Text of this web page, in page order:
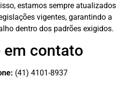
estamos sempre atualizados
vigentes, garantindo a
dentro dos padrões exigidos.
em contato
(41) 4101-8937